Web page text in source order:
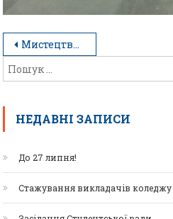
Мистецтво виробів з дріжджового тіста
НЕДАВНІ ЗАПИСИ
До 27 липня!
Стажування викладачів коледжу